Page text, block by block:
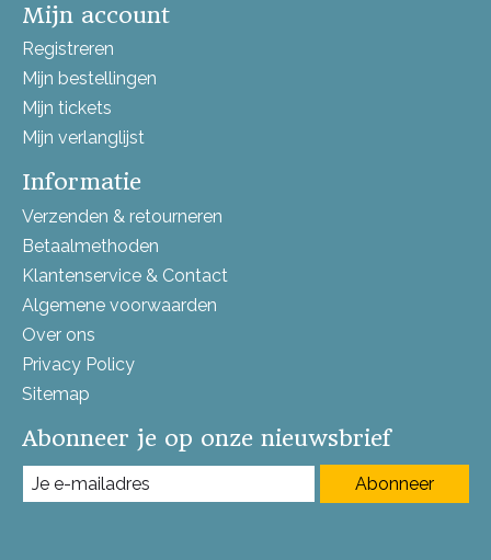
Mijn account
Registreren
Mijn bestellingen
Mijn tickets
Mijn verlanglijst
Informatie
Verzenden & retourneren
Betaalmethoden
Klantenservice & Contact
Algemene voorwaarden
Over ons
Privacy Policy
Sitemap
Abonneer je op onze nieuwsbrief
Abonneer